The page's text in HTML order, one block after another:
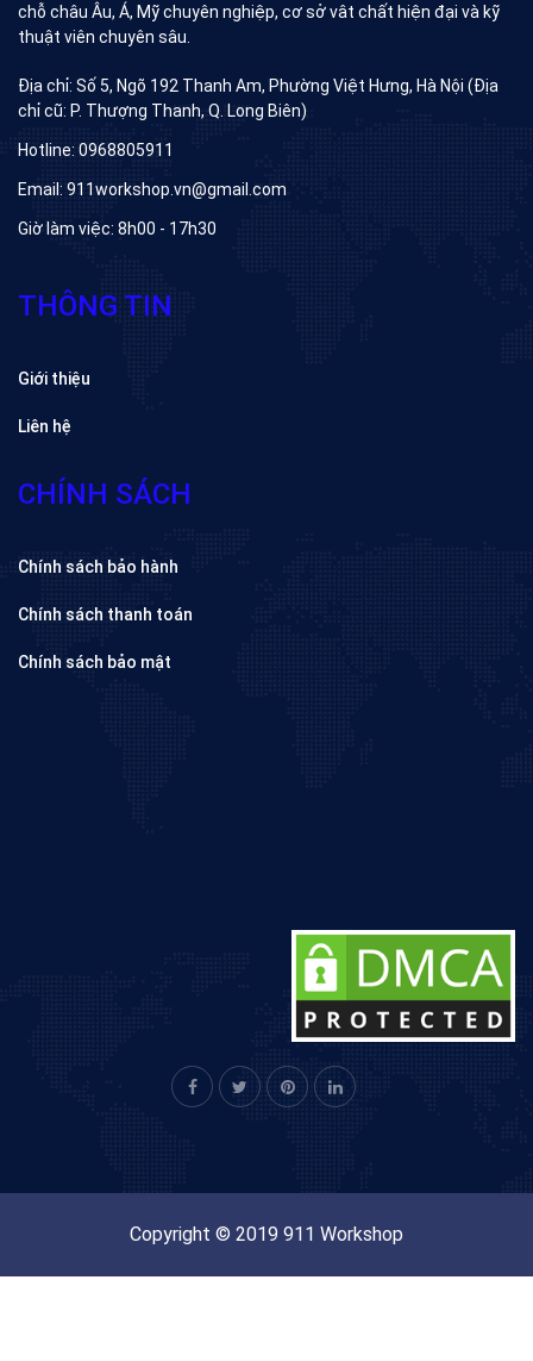
chỗ châu Âu, Á, Mỹ chuyên nghiệp, cơ sở vât chất hiện đại và kỹ
thuật viên chuyên sâu.
Địa chỉ: Số 5, Ngõ 192 Thanh Am, Phường Việt Hưng, Hà Nội (Địa
chỉ cũ: P. Thượng Thanh, Q. Long Biên)
Hotline: 0968805911
Email: 911workshop.vn@gmail.com
Giờ làm việc: 8h00 - 17h30
THÔNG TIN
Giới thiệu
Liên hệ
CHÍNH SÁCH
Chính sách bảo hành
Chính sách thanh toán
Chính sách bảo mật
Copyright © 2019 911 Workshop